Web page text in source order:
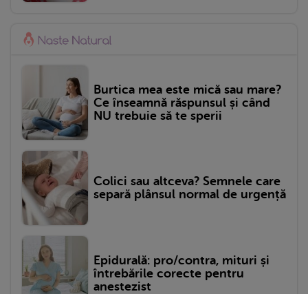
Burtica mea este mică sau mare?
Ce înseamnă răspunsul și când
NU trebuie să te sperii
Colici sau altceva? Semnele care
separă plânsul normal de urgență
Epidurală: pro/contra, mituri și
întrebările corecte pentru
anestezist